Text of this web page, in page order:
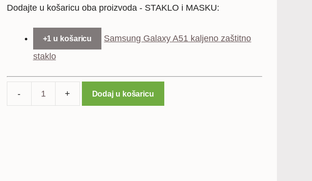
Dodajte u košaricu oba proizvoda - STAKLO i MASKU:
+1 u košaricu
Samsung Galaxy A51 kaljeno zaštitno
staklo
Samsung
Dodaj u košaricu